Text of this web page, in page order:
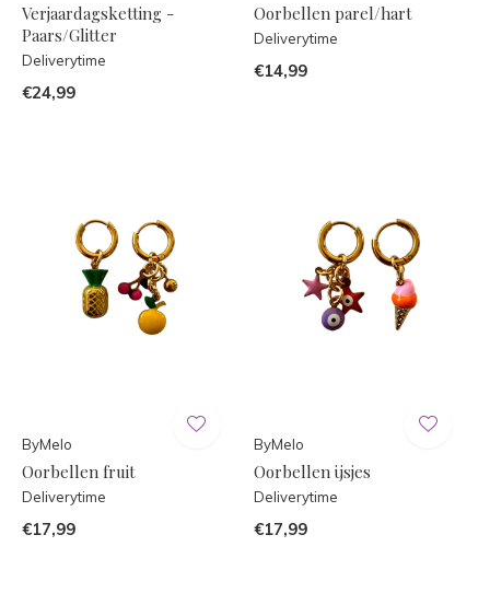
Verjaardagsketting -
Paars/Glitter
Deliverytime
€24,99
Oorbellen parel/hart
Deliverytime
€14,99
ByMelo
Oorbellen fruit
Deliverytime
€17,99
ByMelo
Oorbellen ijsjes
Deliverytime
€17,99